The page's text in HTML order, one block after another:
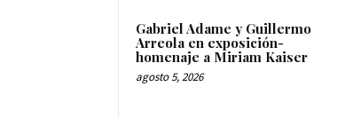
Gabriel Adame y Guillermo
Arreola en exposición-
homenaje a Miriam Kaiser
agosto 5, 2026